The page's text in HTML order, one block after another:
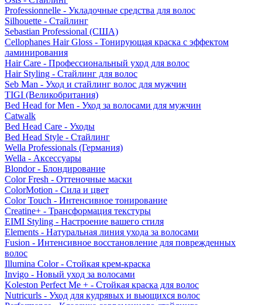
Professionnelle - Укладочные средства для волос
Silhouette - Стайлинг
Sebastian Professional (США)
Cellophanes Hair Gloss - Тонирующая краска с эффектом
ламинирования
Hair Care - Профессиональный уход для волос
Hair Styling - Стайлинг для волос
Seb Man - Уход и стайлинг волос для мужчин
TIGI (Великобритания)
Bed Head for Men - Уход за волосами для мужчин
Catwalk
Bed Head Care - Уходы
Bed Head Style - Стайлинг
Wella Professionals (Германия)
Wella - Аксессуары
Blondor - Блондирование
Color Fresh - Оттеночные маски
ColorMotion - Сила и цвет
Color Touch - Интенсивное тонирование
Creatine+ - Трансформация текстуры
EIMI Styling - Настроение вашего стиля
Elements - Натуральная линия ухода за волосами
Fusion - Интенсивное восстановление для поврежденных
волос
Illumina Color - Стойкая крем-краска
Invigo - Новый уход за волосами
Koleston Perfect Me + - Стойкая краска для волос
Nutricurls - Уход для кудрявых и вьющихся волос